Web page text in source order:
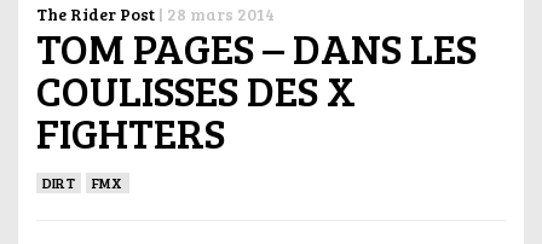
The Rider Post | 28 mars 2014
TOM PAGES – DANS LES
COULISSES DES X
FIGHTERS
DIRT FMX